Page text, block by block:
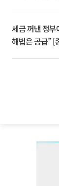
세금 꺼낸 정
해법은 공급” [